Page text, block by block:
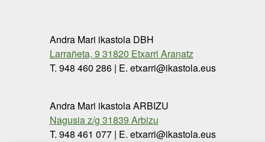
Andra Mari ikastola DBH
Larrañeta, 9 31820 Etxarri Aranatz
T. 948 460 286 | E. etxarri@ikastola.eus
Andra Mari ikastola ARBIZU
Nagusia z/g 31839 Arbizu
T. 948 461 077 | E. etxarri@ikastola.eus